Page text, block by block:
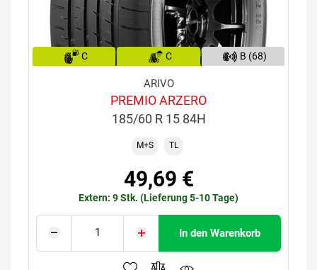
C C B (68)
ARIVO
PREMIO ARZERO
185/60 R 15 84H
M+S TL
49,69 €
Extern: 9 Stk. (Lieferung 5-10 Tage)
In den Warenkorb